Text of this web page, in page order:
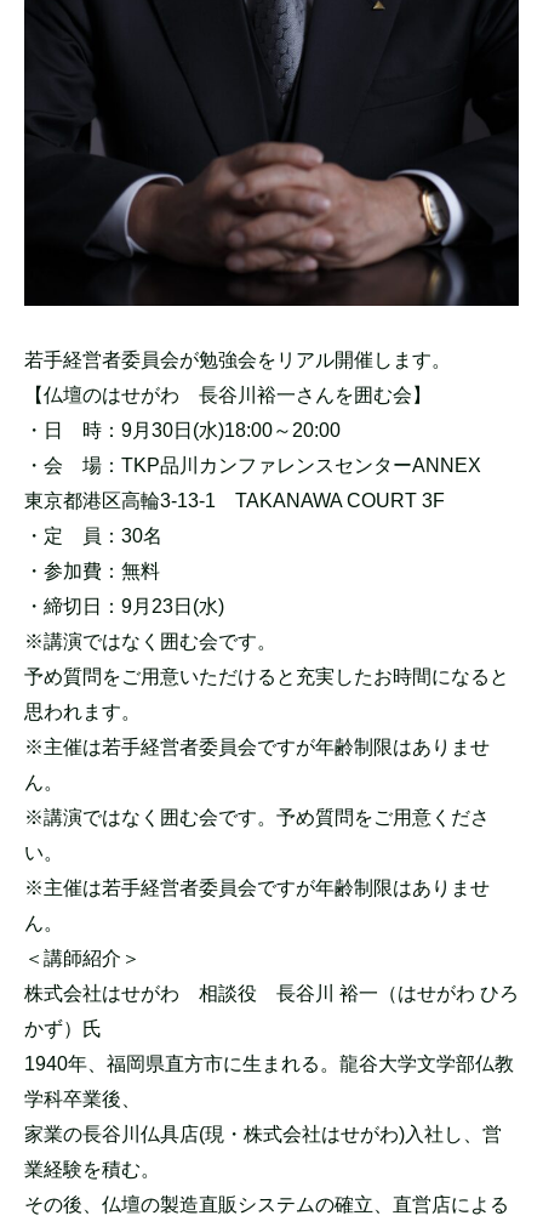
若手経営者委員会が勉強会をリアル開催します。
【仏壇のはせがわ 長谷川裕一さんを囲む会】
・日 時：9月30日(水)18:00～20:00
・会 場：TKP品川カンファレンスセンターANNEX
東京都港区高輪3-13-1 TAKANAWA COURT 3F
・定 員：30名
・参加費：無料
・締切日：9月23日(水)
※講演ではなく囲む会です。
予め質問をご用意いただけると充実したお時間になると
思われます。
※主催は若手経営者委員会ですが年齢制限はありませ
ん。
※講演ではなく囲む会です。予め質問をご用意くださ
い。
※主催は若手経営者委員会ですが年齢制限はありませ
ん。
＜講師紹介＞
株式会社はせがわ 相談役 長谷川 裕一（はせがわ ひろ
かず）氏
1940年、福岡県直方市に生まれる。龍谷大学文学部仏教
学科卒業後、
家業の長谷川仏具店(現・株式会社はせがわ)入社し、営
業経験を積む。
その後、仏壇の製造直販システムの確立、直営店による